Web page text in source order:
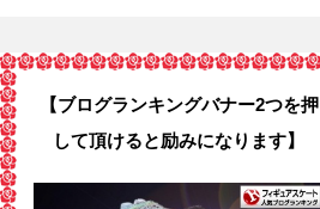
【ブログランキングバナー2つを押
して頂けると励みになります】